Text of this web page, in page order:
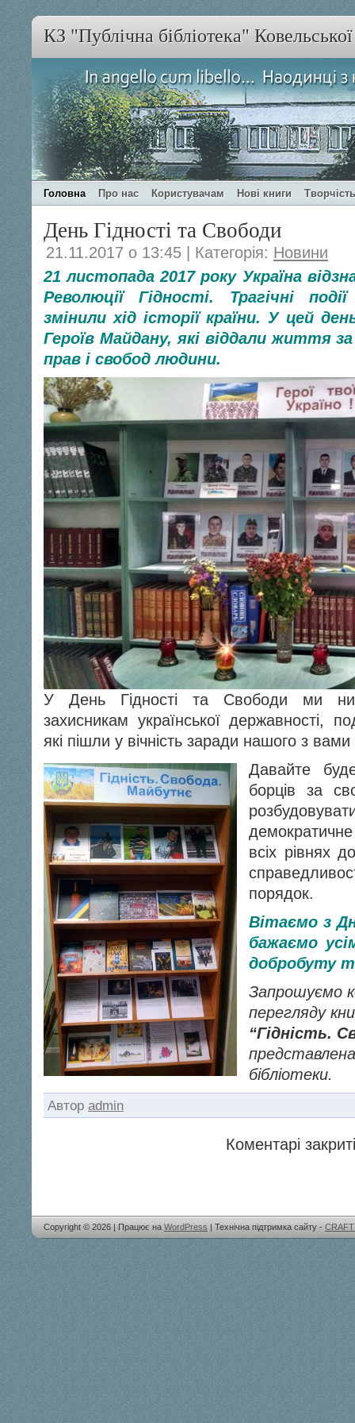
КЗ "Публічна бібліотека"
Головна Про нас Користувачам Нові книги
День Гідності та Свободи
21.11.2017 о 13:45 | Категорія: Новини
21 листопада 2017 року Україна
Революції Гідності. Трагічні
змінили хід історії країни. У цей
Героїв Майдану, які віддали життя
прав і свобод людини.
У День Гідності та Свободи ми
захисникам української державності,
які пішли у вічність заради нашого з
Давайте
борців за
всіх рівнях
порядок.
Вітаємо з
бажаємо
добробуту
Запрошуємо
перегляду
“Гідність.
бібліотеки.
Автор admin
Коментарі
Copyright © 2026 | Працює на WordPress | Технічна підтримка сайту -